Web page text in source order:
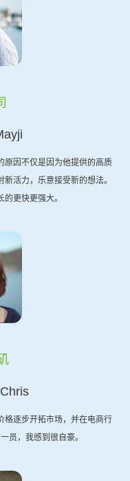
原因不仅是因为他提供的高质
活力，乐意接受新的想法。
更快更强大。
格逐步开拓市场，并在电商行
员，我感到很自豪。